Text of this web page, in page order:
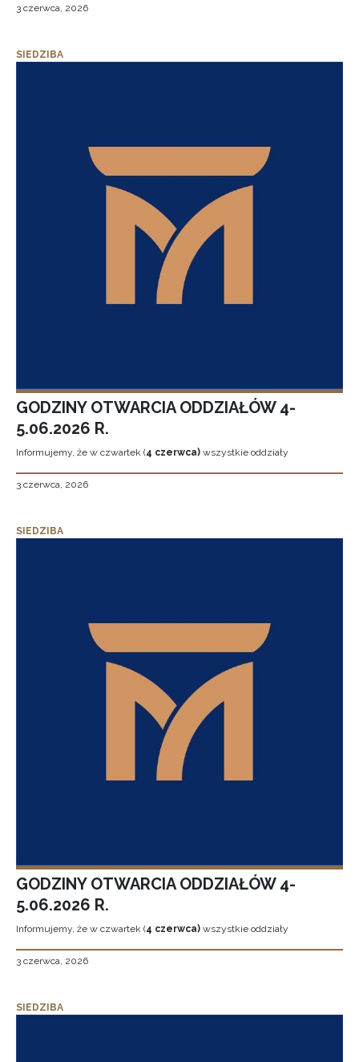
3 czerwca, 2026
SIEDZIBA
GODZINY OTWARCIA ODDZIAŁÓW 4-
5.06.2026 R.
Informujemy, że w czwartek (4 czerwca) wszystkie oddziały
3 czerwca, 2026
SIEDZIBA
GODZINY OTWARCIA ODDZIAŁÓW 4-
5.06.2026 R.
Informujemy, że w czwartek (4 czerwca) wszystkie oddziały
3 czerwca, 2026
SIEDZIBA